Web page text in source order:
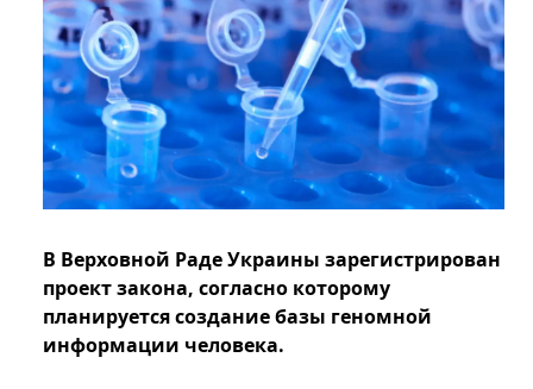
В Верховной Раде Украины зарегистрирован
проект закона, согласно которому
планируется создание базы геномной
информации человека.